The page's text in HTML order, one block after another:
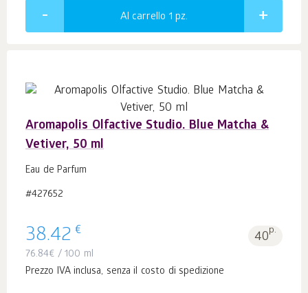
Al carrello 1 pz.
Aromapolis Olfactive Studio. Blue Matcha &
Vetiver, 50 ml
Eau de Parfum
#427652
38.42 € 40p.
76.84€ / 100 ml
Prezzo IVA inclusa, senza il costo di spedizione